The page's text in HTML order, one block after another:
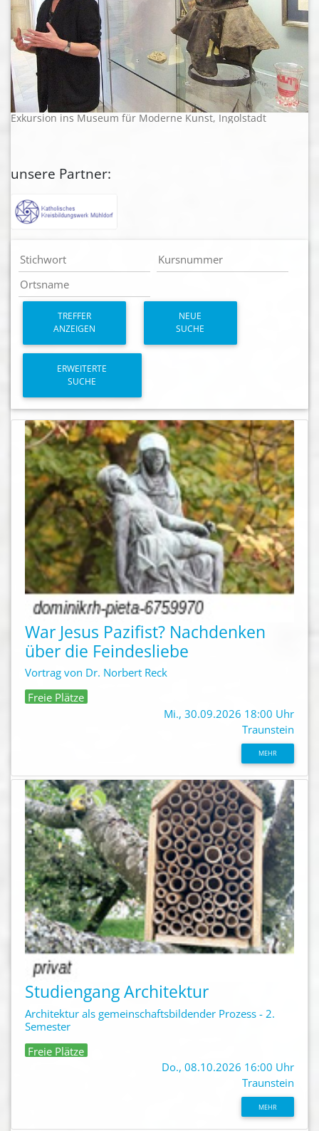
Exkursion ins Museum für Moderne Kunst, Ingolstadt
unsere Partner:
TREFFER
ANZEIGEN
NEUE
SUCHE
ERWEITERTE
SUCHE
War Jesus Pazifist? Nachdenken
über die Feindesliebe
Vortrag von Dr. Norbert Reck
Freie Plätze
Mi., 30.09.2026 18:00 Uhr
Traunstein
MEHR
Studiengang Architektur
Architektur als gemeinschaftsbildender Prozess - 2.
Semester
Freie Plätze
Do., 08.10.2026 16:00 Uhr
Traunstein
MEHR